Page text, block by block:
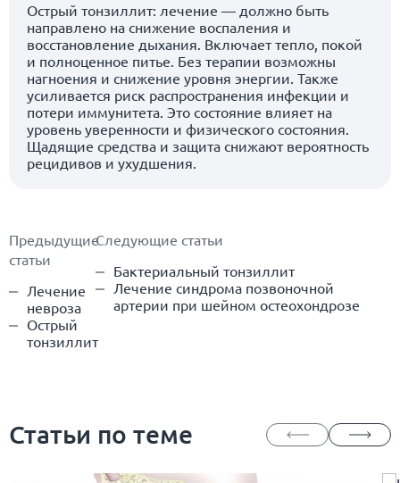
Острый тонзиллит: лечение — должно быть
направлено на снижение воспаления и
восстановление дыхания. Включает тепло, покой
и полноценное питье. Без терапии возможны
нагноения и снижение уровня энергии. Также
усиливается риск распространения инфекции и
потери иммунитета. Это состояние влияет на
уровень уверенности и физического состояния.
Щадящие средства и защита снижают вероятность
рецидивов и ухудшения.
Предыдущие
статьи
Лечение
невроза
Острый
тонзиллит
Следующие статьи
Бактериальный тонзиллит
Лечение синдрома позвоночной
артерии при шейном остеохондрозе
Статьи по теме